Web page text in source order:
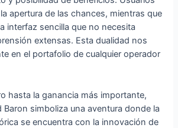
apertura de las chances, mientras que
interfaz sencilla que no necesita
extensas. Esta dualidad nos
en el portafolio de cualquier operador
hasta la ganancia más importante,
Baron simboliza una aventura donde la
se encuentra con la innovación de